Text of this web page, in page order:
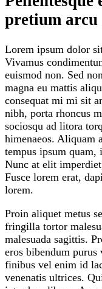
pretium arcu
Lorem ipsum dolor
Vivamus
euismod non. Sed
magna eu mattis
consequat mi mi sit
nibh, porta rhoncus
sociosqu ad litora
himenaeos. Aliquam
tempus ipsum
Nunc at elit
Fusce lorem erat,
lorem.
Proin aliquet metus
fringilla tortor
malesuada sagittis.
eros bibendum purus
finibus vel enim id
venenatis ultrices.